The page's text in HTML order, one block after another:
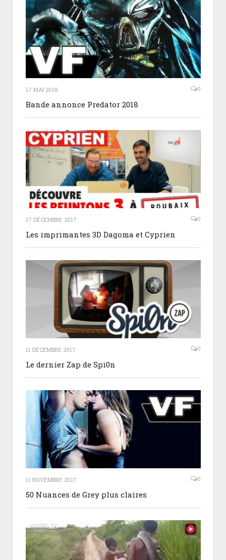
17 MAI 2018 0
Bande annonce Predator 2018
17 DÉCEMBRE 2017 0
Les imprimantes 3D Dagoma et Cyprien
11 DÉCEMBRE 2017 0
Le dernier Zap de Spi0n
11 NOVEMBRE 2017 0
50 Nuances de Grey plus claires